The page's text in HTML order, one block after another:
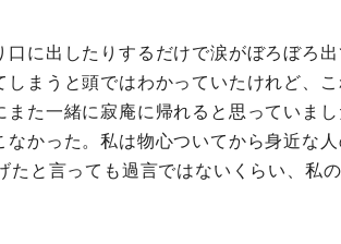
口に出したりするだけで涙がぼろぼろ
まうと頭ではわかっていたけれど、
た一緒に寂庵に帰れると思っていま
かった。私は物心ついてから身近な
たと言っても過言ではないくらい、私